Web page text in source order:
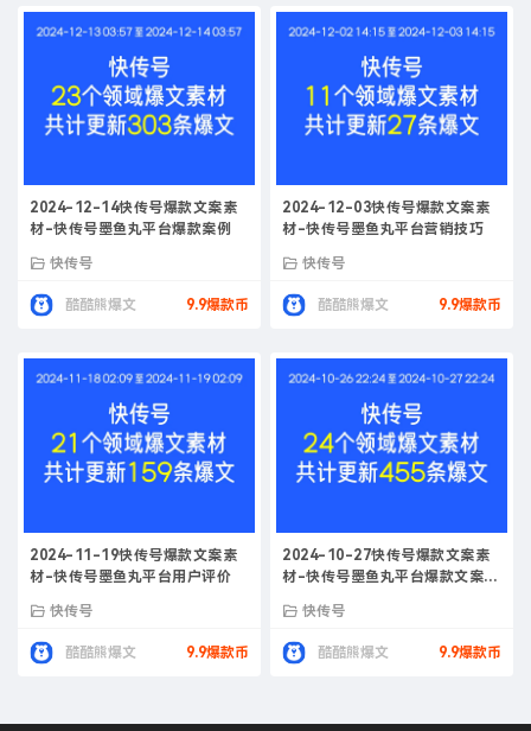
2024-12-14快传号爆款文案素
材-快传号墨鱼丸平台爆款案例
快传号
酷酷熊爆文 9.9爆款币
2024-12-03快传号爆款文案素
材-快传号墨鱼丸平台营销技巧
快传号
酷酷熊爆文 9.9爆款币
2024-11-19快传号爆款文案素
材-快传号墨鱼丸平台用户评价
快传号
酷酷熊爆文 9.9爆款币
2024-10-27快传号爆款文案素
材-快传号墨鱼丸平台爆款文案写
快传号
酷酷熊爆文 9.9爆款币